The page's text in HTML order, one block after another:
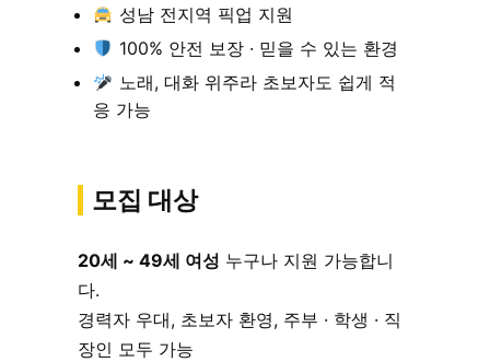
성남 전지역 픽업 지원
100% 안전 보장 · 믿을 수 있는 환경
노래, 대화 위주라 초보자도 쉽게 적
응 가능
모집 대상
20세 ~ 49세 여성 누구나 지원 가능합니
다.
경력자 우대, 초보자 환영, 주부 · 학생 · 직
장인 모두 가능